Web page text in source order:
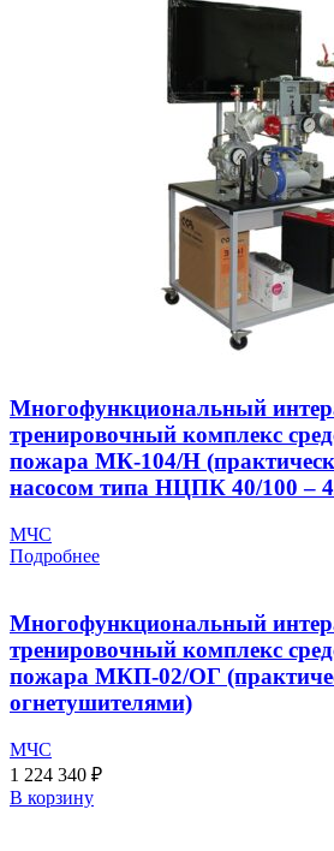
Многофункциональный
тренировочный комплекс
пожара МК-104/Н
насосом типа НЦПК 40/100 –
МЧС
Подробнее
Многофункциональный
тренировочный комплекс
пожара МКП-02/ОГ
огнетушителями)
МЧС
1 224 340 ₽
В корзину